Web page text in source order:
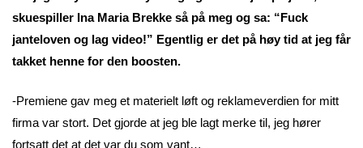
skuespiller Ina Maria Brekke så på meg og sa: “Fuck
janteloven og lag video!” Egentlig er det på høy tid at jeg får
takket henne for den boosten.
-Premiene gav meg et materielt løft og reklameverdien for mitt
firma var stort. Det gjorde at jeg ble lagt merke til, jeg hører
fortsatt det at det var du som vant…